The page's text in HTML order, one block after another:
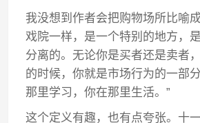
我没想到作者会把购物场所比喻
戏院一样，是一个特别的地方，
分离的。无论你是买者还是卖者
的时候，你就是市场行为的一部
那里学习，你在那里生活。”
这个定义有趣，也有点夸张。十